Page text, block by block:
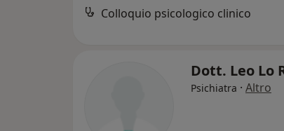
Colloquio psicologico clinico
Dott. Leo Lo
Psichiatra · Altro